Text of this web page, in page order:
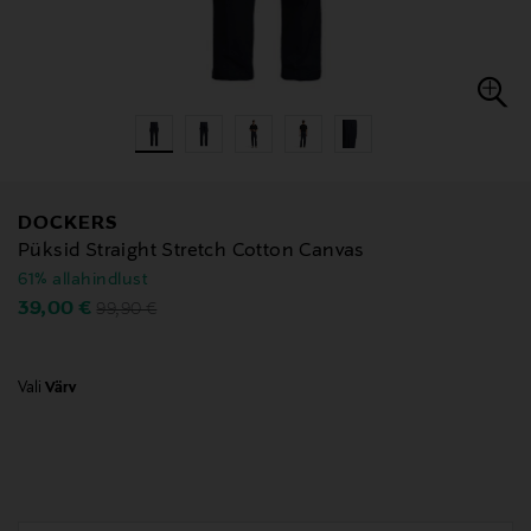
DOCKERS
Püksid Straight Stretch Cotton Canvas
61% allahindlust
Discounted Price
39,00 € Original Price
99,90 €
Vali Värv